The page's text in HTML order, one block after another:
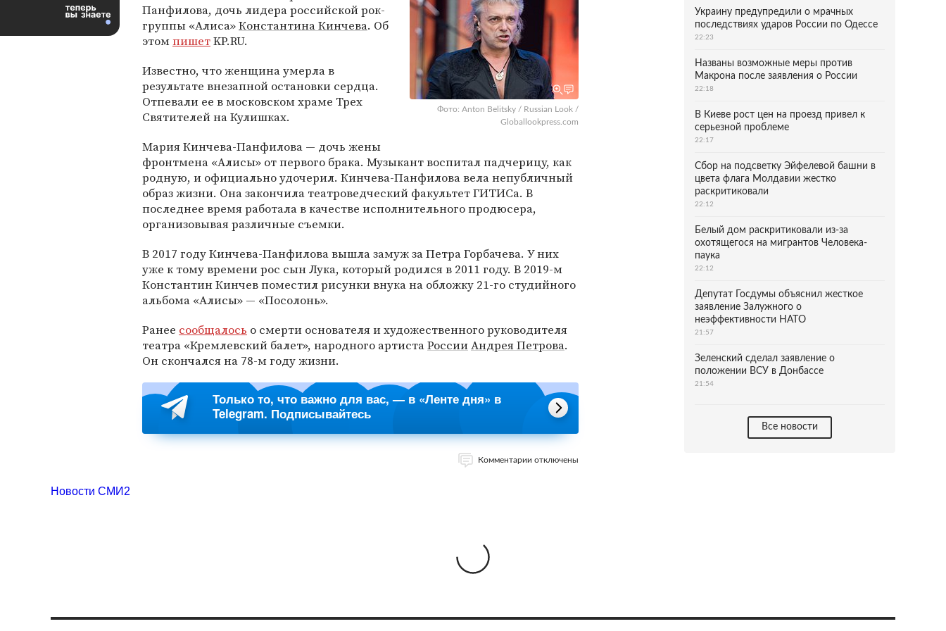
Фото: Anton Belitsky / Russian Look /
Globallookpress.com
Панфилова, дочь лидера российской рок-
группы «Алиса»Константина Кинчева. Об
этомпишетKP.RU.
Известно, что женщина умерла в
результате внезапной остановки сердца.
Отпевали ее в московском храме Трех
Святителей на Кулишках.
Мария Кинчева-Панфилова — дочь жены
фронтмена «Алисы» от первого брака. Музыкант воспитал падчерицу, как
родную, и официально удочерил. Кинчева-Панфилова вела непубличный
образ жизни. Она закончила театроведческий факультет ГИТИСа. В
последнее время работала в качестве исполнительного продюсера,
организовывая различные съемки.
В 2017 году Кинчева-Панфилова вышла замуж за Петра Горбачева. У них
уже к тому времени рос сын Лука, который родился в 2011 году. В 2019-м
Константин Кинчев поместил рисунки внука на обложку 21-го студийного
альбома «Алисы» — «Посолонь».
Ранее сообщалось о смерти основателя и художественного руководителя
театра «Кремлевский балет», народного артистаРоссииАндрея Петрова.
Он скончался на 78-м году жизни.
Только то, что важно для вас, — в «Ленте дня» в
Telegram. Подписывайтесь
Комментарии отключены
Украину предупредили о мрачных
последствиях ударов России по Одессе
22:23
Названы возможные меры против
Макрона после заявления о России
22:18
В Киеве рост цен на проезд привел к
серьезной проблеме
22:17
Сбор на подсветку Эйфелевой башни в
цвета флага Молдавии жестко
раскритиковали
22:12
Белый дом раскритиковали из-за
охотящегося на мигрантов Человека-
паука
22:12
Депутат Госдумы объяснил жесткое
заявление Залужного о
неэффективности НАТО
21:57
Зеленский сделал заявление о
положении ВСУ в Донбассе
21:54
Все новости
Новости СМИ2